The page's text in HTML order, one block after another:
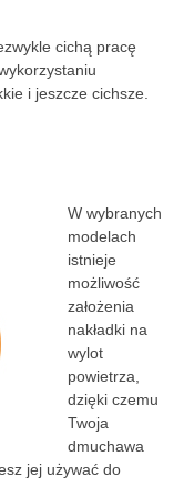
cichą pracę
i jeszcze cichsze.
W wybranych
modelach
istnieje
możliwość
założenia
nakładki na
wylot
powietrza,
dzięki czemu
Twoja
dmuchawa
jej używać do